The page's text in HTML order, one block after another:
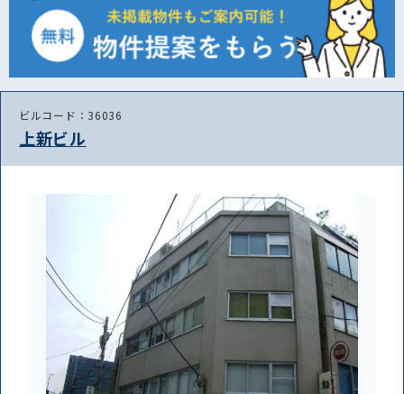
ビルコード：36036
上新ビル